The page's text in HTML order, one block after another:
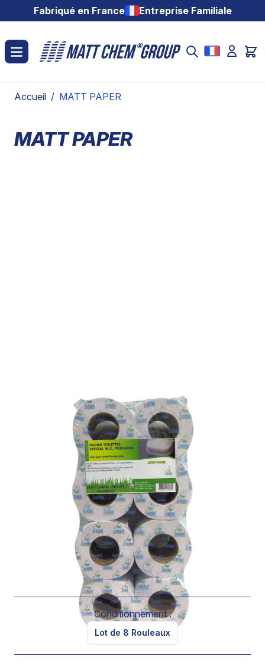
Aller au contenuFabriqué en France Entreprise Familiale
Accueil / MATT PAPER
MATT PAPER
PAPIER TOILETTE 100%
BIODEGRADABLE
Référence : 070L
PAPIER TOILETTE 100% BIODEGRADABLE
Papier toilette avec les qualités suivantes :
->Se délite au contact de l’eau
->Biodégradable à 100%.
->Par lot de 8 rouleaux
Conditionnement :
Lot de 8 Rouleaux